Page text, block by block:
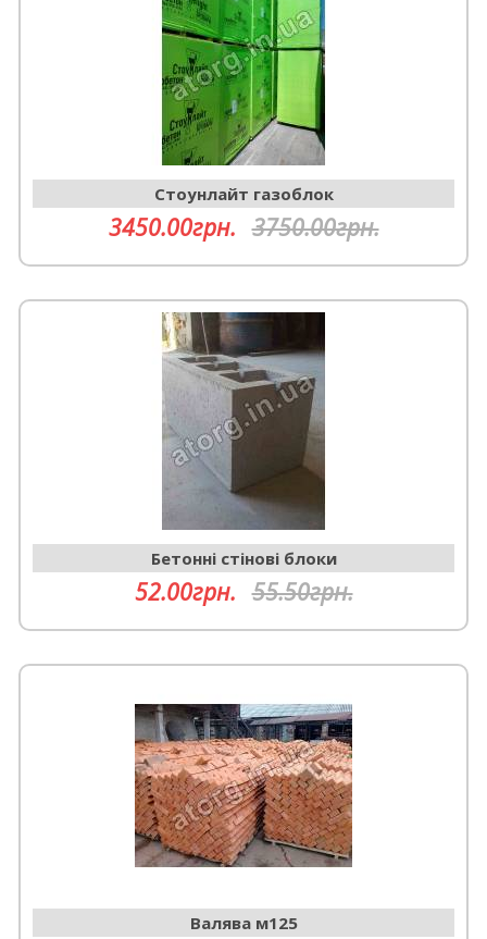
Cтоунлайт газоблок
3450.00грн. 3750.00грн.
Бетонні стінові блоки
52.00грн. 55.50грн.
Валява м125